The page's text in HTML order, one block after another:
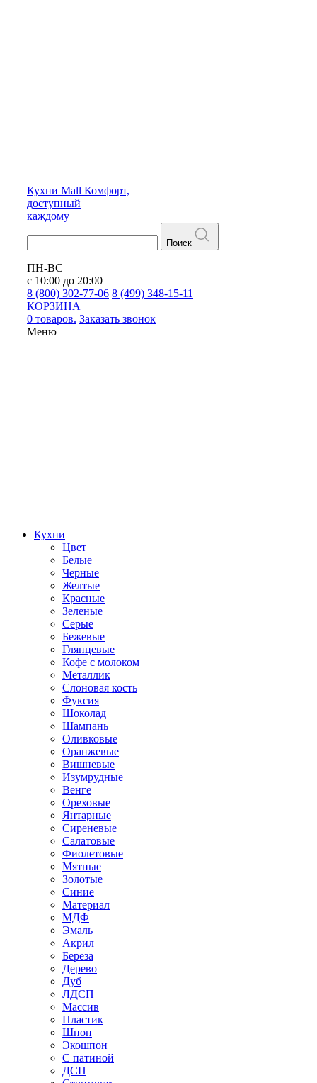
Кухни Mall Комфорт,
доступный
каждому
Поиск
ПН-ВС
с 10:00 до 20:00
8 (800) 302-77-06 8 (499) 348-15-11
КОРЗИНА
0 товаров. Заказать звонок
Меню
Кухни
Цвет
Белые
Черные
Желтые
Красные
Зеленые
Серые
Бежевые
Глянцевые
Кофе с молоком
Металлик
Слоновая кость
Фуксия
Шоколад
Шампань
Оливковые
Оранжевые
Вишневые
Изумрудные
Венге
Ореховые
Янтарные
Сиреневые
Салатовые
Фиолетовые
Мятные
Золотые
Синие
Материал
МДФ
Эмаль
Акрил
Береза
Дерево
Дуб
ЛДСП
Массив
Пластик
Шпон
Экошпон
С патиной
ДСП